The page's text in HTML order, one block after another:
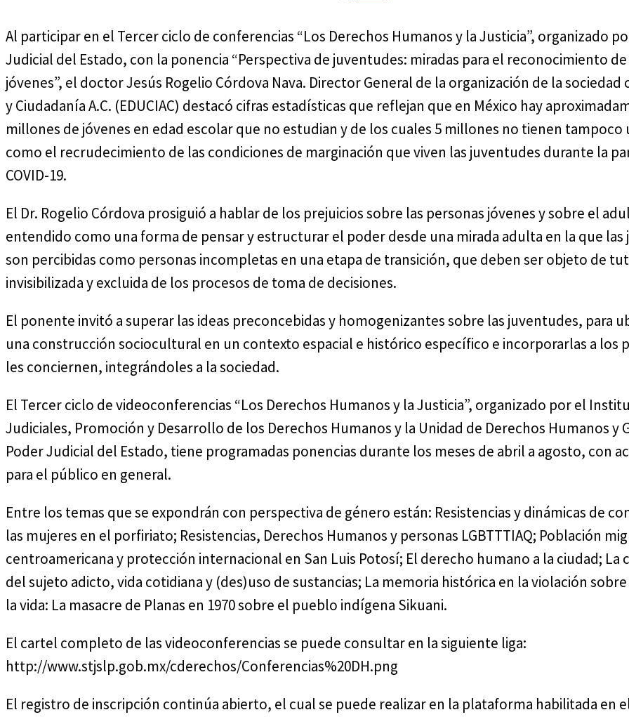
Al participar en el Tercer ciclo de conferencias “Los Derechos Humanos y la Justicia”, organizado
Judicial del Estado, con la ponencia “Perspectiva de juventudes: miradas para el reconocimiento
jóvenes”, el doctor Jesús Rogelio Córdova Nava. Director General de la organización de la sociedad
y Ciudadanía A.C. (EDUCIAC) destacó cifras estadísticas que reflejan que en México hay
millones de jóvenes en edad escolar que no estudian y de los cuales 5 millones no tienen tampoco
como el recrudecimiento de las condiciones de marginación que viven las juventudes durante la
COVID-19.
El Dr. Rogelio Córdova prosiguió a hablar de los prejuicios sobre las personas jóvenes y sobre el
entendido como una forma de pensar y estructurar el poder desde una mirada adulta en la que
son percibidas como personas incompletas en una etapa de transición, que deben ser objeto de
invisibilizada y excluida de los procesos de toma de decisiones.
El ponente invitó a superar las ideas preconcebidas y homogenizantes sobre las juventudes, para
una construcción sociocultural en un contexto espacial e histórico específico e incorporarlas a los
les conciernen, integrándoles a la sociedad.
El Tercer ciclo de videoconferencias “Los Derechos Humanos y la Justicia”, organizado por el
Judiciales, Promoción y Desarrollo de los Derechos Humanos y la Unidad de Derechos Humanos y
Poder Judicial del Estado, tiene programadas ponencias durante los meses de abril a agosto, con
para el público en general.
Entre los temas que se expondrán con perspectiva de género están: Resistencias y dinámicas de
las mujeres en el porfiriato; Resistencias, Derechos Humanos y personas LGBTTTIAQ; Población
centroamericana y protección internacional en San Luis Potosí; El derecho humano a la ciudad; La
del sujeto adicto, vida cotidiana y (des)uso de sustancias; La memoria histórica en la violación
la vida: La masacre de Planas en 1970 sobre el pueblo indígena Sikuani.
El cartel completo de las videoconferencias se puede consultar en la siguiente liga:
http://www.stjslp.gob.mx/cderechos/Conferencias%20DH.png
El registro de inscripción continúa abierto, el cual se puede realizar en la plataforma habilitada en